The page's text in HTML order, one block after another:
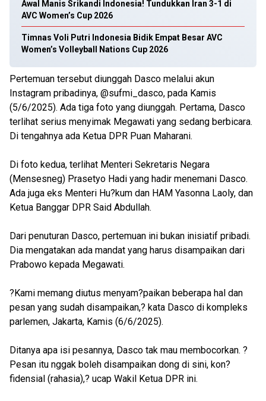
Awal Manis Srikandi Indonesia! Tundukkan Iran 3-1 di
AVC Women’s Cup 2026
Timnas Voli Putri Indonesia Bidik Empat Besar AVC
Women’s Volleyball Nations Cup 2026
Pertemuan tersebut diunggah Dasco melalui akun
Instagram pribadinya, @sufmi_dasco, pada Kamis
(5/6/2025). Ada tiga foto yang diunggah. Pertama, Dasco
terlihat serius menyimak Megawati yang sedang berbicara.
Di tengahnya ada Ketua DPR Puan Maharani.
Di foto kedua, terlihat Menteri Sekretaris Negara
(Mensesneg) Prasetyo Hadi yang hadir menemani Dasco.
Ada juga eks Menteri Hu?kum dan HAM Yasonna Laoly, dan
Ketua Banggar DPR Said Abdullah.
Dari penuturan Dasco, pertemuan ini bukan inisiatif pribadi.
Dia mengatakan ada mandat yang harus disampaikan dari
Prabowo kepada Megawati.
?Kami memang diutus menyam?paikan beberapa hal dan
pesan yang sudah disampaikan,? kata Dasco di kompleks
parlemen, Jakarta, Kamis (6/6/2025).
Ditanya apa isi pesannya, Dasco tak mau membocorkan. ?
Pesan itu nggak boleh disampaikan dong di sini, kon?
fidensial (rahasia),? ucap Wakil Ketua DPR ini.